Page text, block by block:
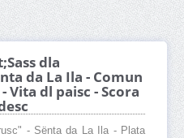
dla
da La Ila - Comun
Vita dl paisc - Scora
- Sënta da La Ila - Plata